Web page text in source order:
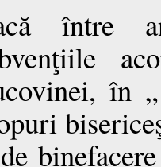
între
în